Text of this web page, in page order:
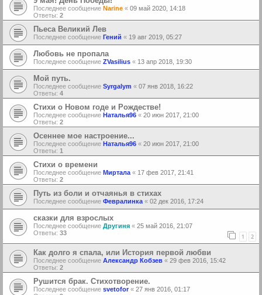
Последнее сообщение Narine « 09 май 2020, 14:18
Ответы: 2
Пьеса Великий Лев
Последнее сообщение Гений « 19 авг 2019, 05:27
Любовь не пропала
Последнее сообщение ZVasilius « 13 апр 2018, 19:30
Мой путь.
Последнее сообщение Syrgalym « 07 янв 2018, 16:22
Ответы: 4
Стихи о Новом годе и Рождестве!
Последнее сообщение Наталья96 « 20 июн 2017, 21:00
Ответы: 2
Осеннее мое настроение...
Последнее сообщение Наталья96 « 20 июн 2017, 21:00
Ответы: 1
Стихи о времени
Последнее сообщение Миртала « 17 фев 2017, 21:41
Ответы: 2
Путь из боли и отчаянья в стихах
Последнее сообщение Февралинка « 02 дек 2016, 17:24
сказки для взрослых
Последнее сообщение Другиня « 25 май 2016, 21:07
Ответы: 33 1 2
Как долго я спала, или История первой любви
Последнее сообщение Александр Кобзев « 29 фев 2016, 15:42
Ответы: 2
Рушится брак. Стихотворение.
Последнее сообщение svetofor« 27 янв 2016, 01:17